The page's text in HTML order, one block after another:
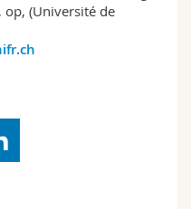
(Université de